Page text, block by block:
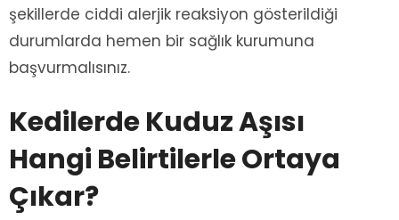
şekillerde ciddi alerjik reaksiyon gösterildiği
durumlarda hemen bir sağlık kurumuna
başvurmalısınız.
Kedilerde Kuduz Aşısı
Hangi Belirtilerle Ortaya
Çıkar?